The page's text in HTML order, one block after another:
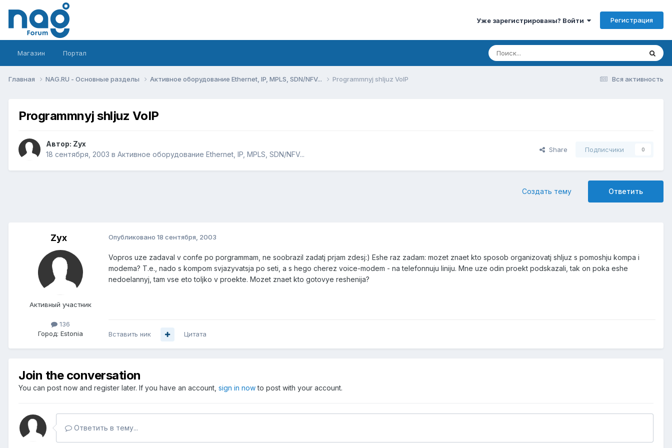
Уже зарегистрированы? Войти Регистрация
Магазин Портал
Вся активность
Главная NAG.RU - Основные разделы Активное оборудование Ethernet, IP, MPLS, SDN/NFV... Programmnyj shljuz VoIP
Programmnyj shljuz VoIP
Автор: Zyx
18 сентября, 2003 в Активное оборудование Ethernet, IP, MPLS, SDN/NFV...
Share Подписчики 0
Ответить
Создать тему
Zyx
Активный участник
136
Город: Estonia
Опубликовано 18 сентября, 2003
Vopros uze zadaval v confe po porgrammam, ne soobrazil zadatj prjam zdesj:) Eshe raz zadam: mozet znaet kto sposob organizovatj shljuz s pomoshju kompa i
modema? T.e., nado s kompom svjazyvatsja po seti, a s hego cherez voice-modem - na telefonnuju liniju. Mne uze odin proekt podskazali, tak on poka eshe
nedoelannyj, tam vse eto toljko v proekte. Mozet znaet kto gotovye reshenija?
Вставить ник Цитата
Join the conversation
You can post now and register later. If you have an account, sign in nowto post with your account.
Ответить в тему...